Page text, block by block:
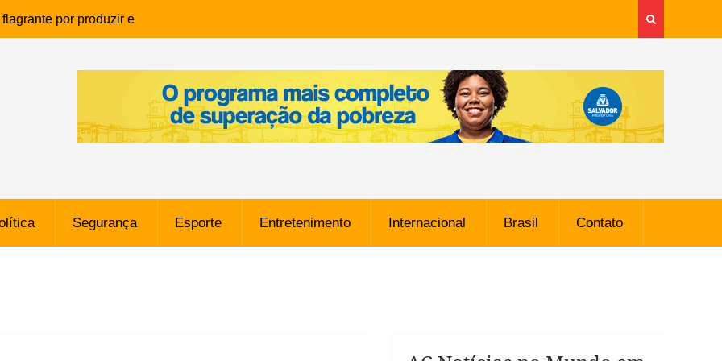
por produzir e
infantil em Eunápolis
morreu após ataque
sem restrições e pode
o Vasco
SpaceX Colide com a Lua
Segurança Esporte Entretenimento Internacional Brasil Contato